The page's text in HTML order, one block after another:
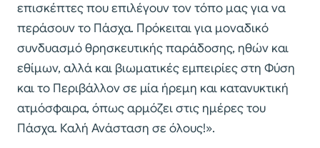
επισκέπτες που επιλέγουν τον τόπο μας για να
περάσουν το Πάσχα. Πρόκειται για μοναδικό
συνδυασμό θρησκευτικής παράδοσης, ηθών και
εθίμων, αλλά και βιωματικές εμπειρίες στη Φύση
και το Περιβάλλον σε μία ήρεμη και κατανυκτική
ατμόσφαιρα, όπως αρμόζει στις ημέρες του
Πάσχα. Καλή Ανάσταση σε όλους!».